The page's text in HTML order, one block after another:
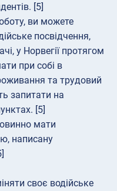
[5]
ви можете
посвідчення,
у Норвегії протягом
при собі в
та трудовий
запитати на
[5]
мати
написану
своє водійське